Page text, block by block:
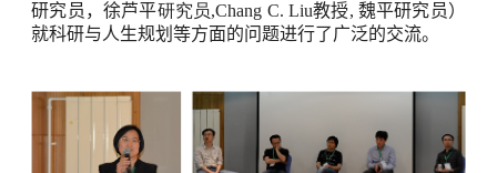
研究员，徐芦平研究员,Chang C. Liu教授, 魏平研究员）
就科研与人生规划等方面的问题进行了广泛的交流。